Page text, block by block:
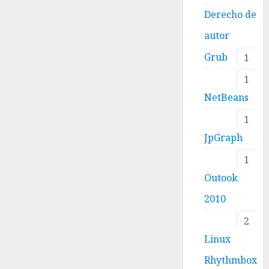
Derecho de
autor
1
Grub
1
NetBeans
1
JpGraph
1
Outook
2010
2
Linux
Rhythmbox